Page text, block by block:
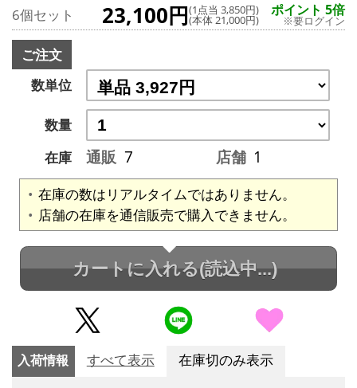
6個セット 23,100円(1点当 3,850円)
(本体 21,000円)
ポイント 5倍
※要ログイン
ご注文
数単位
数量
在庫
通販 7 店舗 1
在庫の数はリアルタイムではありません。
店舗の在庫を通信販売で購入できません。
カートに入れる(読込中...)
入荷情報 すべて表示 在庫切のみ表示